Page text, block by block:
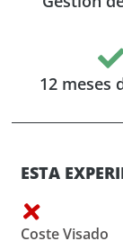
12 meses
ESTA
Coste Visado